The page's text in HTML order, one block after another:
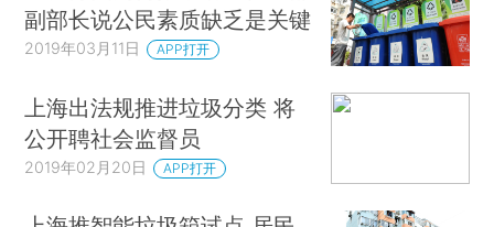
副部长说公民素质缺乏是关键
2019年03月11日 APP打开
上海出法规推进垃圾分类 将
公开聘社会监督员
2019年02月20日 APP打开